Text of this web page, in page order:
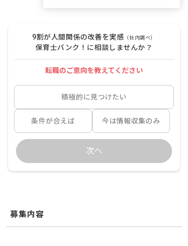
9割が人間関係の改善を実感 （社内調べ）
保育士バンク！に相談しませんか？
転職のご意向を教えてください
積極的に見つけたい
条件が合えば 今は情報収集のみ
次へ
募集内容